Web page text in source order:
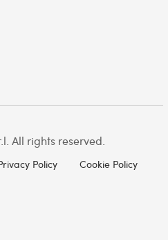
All rights reserved.
Policy Cookie Policy